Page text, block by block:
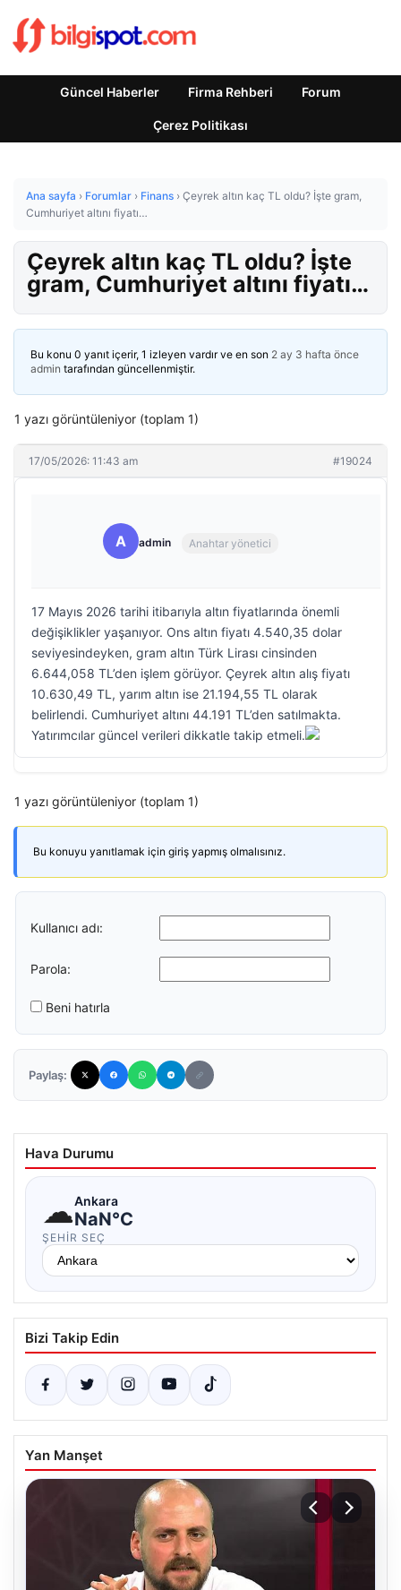
Güncel Haberler Firma Rehberi Forum
Çerez Politikası
Ana sayfa › Forumlar › Finans › Çeyrek altın kaç TL oldu? İşte gram,
Cumhuriyet altını fiyatı…
Çeyrek altın kaç TL oldu? İşte
gram, Cumhuriyet altını fiyatı…
Bu konu 0 yanıt içerir, 1 izleyen vardır ve en son 2 ay 3 hafta önce
admin tarafından güncellenmiştir.
1 yazı görüntüleniyor (toplam 1)
17/05/2026: 11:43 am #19024
A admin Anahtar yönetici
17 Mayıs 2026 tarihi itibarıyla altın fiyatlarında önemli
değişiklikler yaşanıyor. Ons altın fiyatı 4.540,35 dolar
seviyesindeyken, gram altın Türk Lirası cinsinden
6.644,058 TL’den işlem görüyor. Çeyrek altın alış fiyatı
10.630,49 TL, yarım altın ise 21.194,55 TL olarak
belirlendi. Cumhuriyet altını 44.191 TL’den satılmakta.
Yatırımcılar güncel verileri dikkatle takip etmeli.
1 yazı görüntüleniyor (toplam 1)
Bu konuyu yanıtlamak için giriş yapmış olmalısınız.
Kullanıcı adı:
Parola:
Beni hatırla
Paylaş:
Hava Durumu
☁Ankara
NaN°C
ŞEHIR SEÇ
Bizi Takip Edin
Yan Manşet